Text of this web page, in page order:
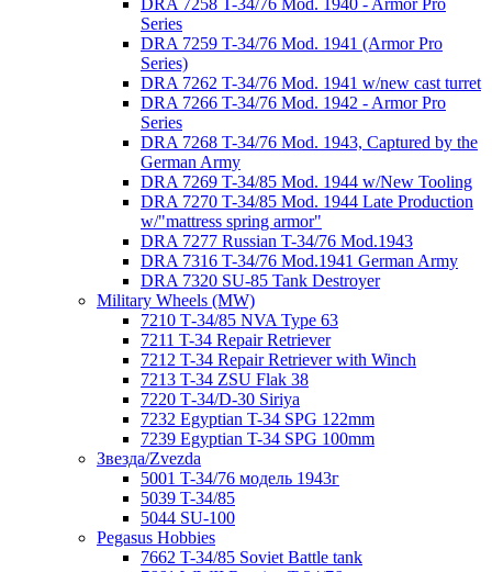
DRA 7258 T-34/76 Mod. 1940 - Armor Pro
Series
DRA 7259 T-34/76 Mod. 1941 (Armor Pro
Series)
DRA 7262 T-34/76 Mod. 1941 w/new cast turret
DRA 7266 T-34/76 Mod. 1942 - Armor Pro
Series
DRA 7268 T-34/76 Mod. 1943, Captured by the
German Army
DRA 7269 T-34/85 Mod. 1944 w/New Tooling
DRA 7270 T-34/85 Mod. 1944 Late Production
w/"mattress spring armor"
DRA 7277 Russian T-34/76 Mod.1943
DRA 7316 T-34/76 Mod.1941 German Army
DRA 7320 SU-85 Tank Destroyer
Military Wheels (MW)
7210 Т-34/85 NVA Type 63
7211 T-34 Repair Retriever
7212 T-34 Repair Retriever with Winch
7213 T-34 ZSU Flak 38
7220 Т-34/D-30 Siriya
7232 Egyptian T-34 SPG 122mm
7239 Egyptian T-34 SPG 100mm
Звезда/Zvezda
5001 T-34/76 модель 1943г
5039 T-34/85
5044 SU-100
Pegasus Hobbies
7662 T-34/85 Soviet Battle tank